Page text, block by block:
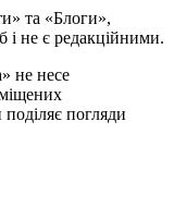
та «Блоги»,
і не є редакційними.
не несе
погляди